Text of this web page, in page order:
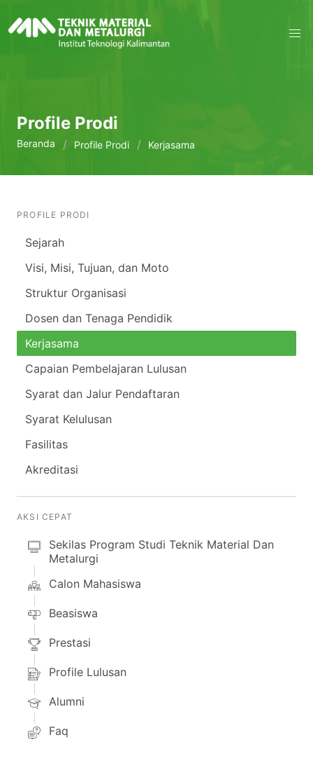
Profile Prodi
Beranda Profile Prodi Kerjasama
PROFILE PRODI
Sejarah
Visi, Misi, Tujuan, dan Moto
Struktur Organisasi
Dosen dan Tenaga Pendidik
Kerjasama
Capaian Pembelajaran Lulusan
Syarat dan Jalur Pendaftaran
Syarat Kelulusan
Fasilitas
Akreditasi
AKSI CEPAT
Sekilas Program Studi Teknik Material Dan
Metalurgi
Calon Mahasiswa
Beasiswa
Prestasi
Profile Lulusan
Alumni
Faq